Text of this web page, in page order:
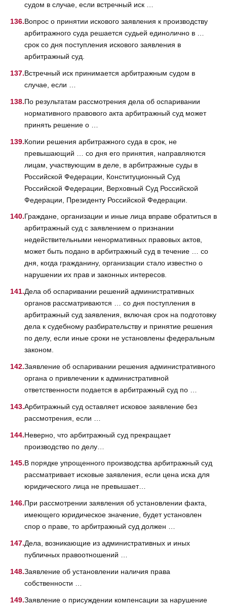
судом в случае, если встречный иск …
Вопрос о принятии искового заявления к производству
арбитражного суда решается судьей единолично в …
срок со дня поступления искового заявления в
арбитражный суд.
Встречный иск принимается арбитражным судом в
случае, если …
По результатам рассмотрения дела об оспаривании
нормативного правового акта арбитражный суд может
принять решение о …
Копии решения арбитражного суда в срок, не
превышающий … со дня его принятия, направляются
лицам, участвующим в деле, в арбитражные суды в
Российской Федерации, Конституционный Суд
Российской Федерации, Верховный Суд Российской
Федерации, Президенту Российской Федерации.
Граждане, организации и иные лица вправе обратиться в
арбитражный суд с заявлением о признании
недействительными ненормативных правовых актов,
может быть подано в арбитражный суд в течение … со
дня, когда гражданину, организации стало известно о
нарушении их прав и законных интересов.
Дела об оспаривании решений административных
органов рассматриваются … со дня поступления в
арбитражный суд заявления, включая срок на подготовку
дела к судебному разбирательству и принятие решения
по делу, если иные сроки не установлены федеральным
законом.
Заявление об оспаривании решения административного
органа о привлечении к административной
ответственности подается в арбитражный суд по …
Арбитражный суд оставляет исковое заявление без
рассмотрения, если …
Неверно, что арбитражный суд прекращает
производство по делу…
В порядке упрощенного производства арбитражный суд
рассматривает исковые заявления, если цена иска для
юридического лица не превышает…
При рассмотрении заявления об установлении факта,
имеющего юридическое значение, будет установлен
спор о праве, то арбитражный суд должен …
Дела, возникающие из административных и иных
публичных правоотношений …
Заявление об установлении наличия права
собственности …
Заявление о присуждении компенсации за нарушение